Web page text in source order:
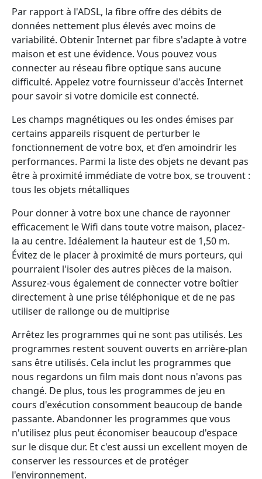
Par rapport à l'ADSL, la fibre offre des débits de
données nettement plus élevés avec moins de
variabilité. Obtenir Internet par fibre s'adapte à votre
maison et est une évidence. Vous pouvez vous
connecter au réseau fibre optique sans aucune
difficulté. Appelez votre fournisseur d'accès Internet
pour savoir si votre domicile est connecté.
Les champs magnétiques ou les ondes émises par
certains appareils risquent de perturber le
fonctionnement de votre box, et d’en amoindrir les
performances. Parmi la liste des objets ne devant pas
être à proximité immédiate de votre box, se trouvent :
tous les objets métalliques
Pour donner à votre box une chance de rayonner
efficacement le Wifi dans toute votre maison, placez-
la au centre. Idéalement la hauteur est de 1,50 m.
Évitez de le placer à proximité de murs porteurs, qui
pourraient l'isoler des autres pièces de la maison.
Assurez-vous également de connecter votre boîtier
directement à une prise téléphonique et de ne pas
utiliser de rallonge ou de multiprise
Arrêtez les programmes qui ne sont pas utilisés. Les
programmes restent souvent ouverts en arrière-plan
sans être utilisés. Cela inclut les programmes que
nous regardons un film mais dont nous n'avons pas
changé. De plus, tous les programmes de jeu en
cours d'exécution consomment beaucoup de bande
passante. Abandonner les programmes que vous
n'utilisez plus peut économiser beaucoup d'espace
sur le disque dur. Et c'est aussi un excellent moyen de
conserver les ressources et de protéger
l'environnement.